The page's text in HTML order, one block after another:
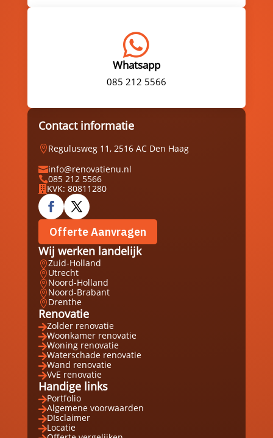

Whatsapp
085 212 5566
Contact informatie
Regulusweg 11, 2516 AC Den Haag
info@renovatienu.nl
085 212 5566
 KVK: 80811280
Offerte Aanvragen
Wij werken landelijk
Zuid-Holland
Utrecht
Noord-Holland
Noord-Brabant
Drenthe
Renovatie
Zolder renovatie
Woonkamer renovatie
Woning renovatie
Waterschade renovatie
Wand renovatie
VvE renovatie
Handige links
Portfolio
Algemene voorwaarden
DIsclaimer
Locatie